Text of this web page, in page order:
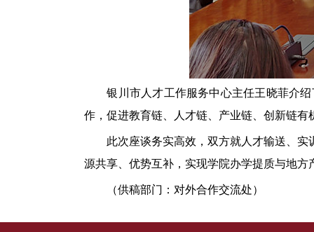
银川市人才工作服务中心主任王晓菲介
作，促进教育链、人才链、产业链、创新链
此次座谈务实高效，双方就人才输送、
源共享、优势互补，实现学院办学提质与地方
（供稿部门：对外合作交流处）